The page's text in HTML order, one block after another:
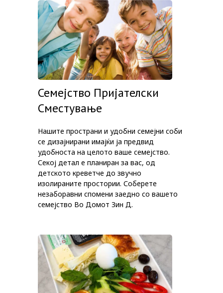
Семејство Пријателски
Сместување
Нашите пространи и удобни семејни соби
се дизајнирани имајќи ја предвид
удобноста на целото ваше семејство.
Секој детал е планиран за вас, од
детското креветче до звучно
изолираните простории. Соберете
незаборавни спомени заедно со вашето
семејство Во Домот Зин Д.